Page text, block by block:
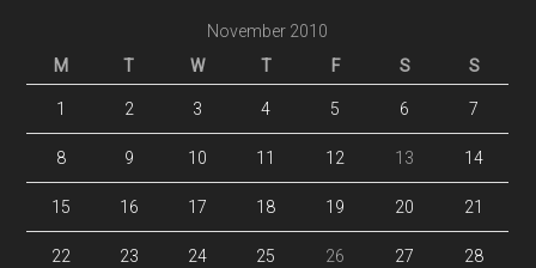
November 2010
M
T W T F S S
1 2 3 4 5 6 7
8 9 10 11 12 13 14
15 16 17 18 19 20 21
22 23 24 25 26 27 28